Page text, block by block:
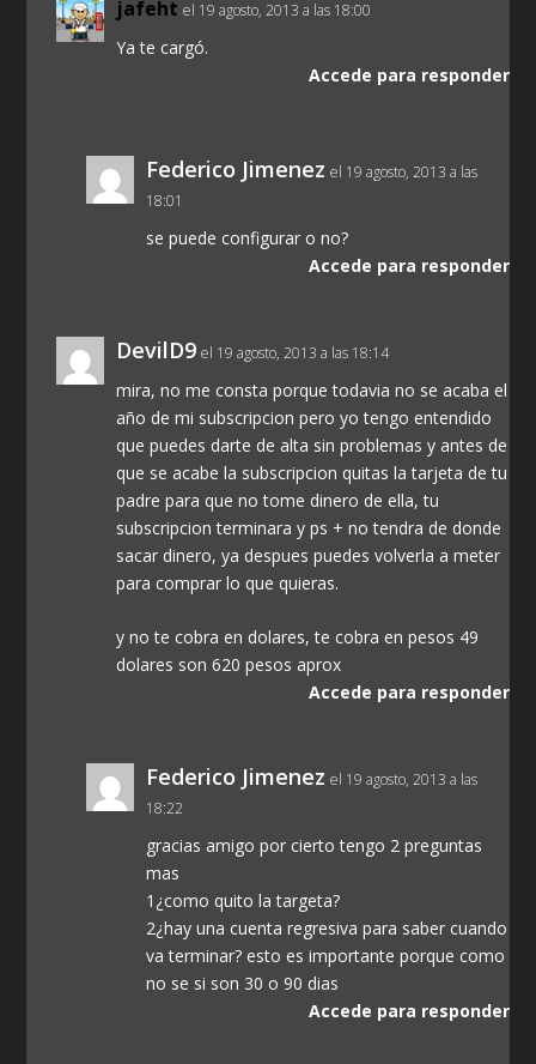
jafeht el 19 agosto, 2013 a las 18:00
Ya te cargó.
Accede para responder
Federico Jimenez el 19 agosto, 2013 a las
18:01
se puede configurar o no?
Accede para responder
DevilD9 el 19 agosto, 2013 a las 18:14
mira, no me consta porque todavia no se acaba el
año de mi subscripcion pero yo tengo entendido
que puedes darte de alta sin problemas y antes de
que se acabe la subscripcion quitas la tarjeta de tu
padre para que no tome dinero de ella, tu
subscripcion terminara y ps + no tendra de donde
sacar dinero, ya despues puedes volverla a meter
para comprar lo que quieras.
y no te cobra en dolares, te cobra en pesos 49
dolares son 620 pesos aprox
Accede para responder
Federico Jimenez el 19 agosto, 2013 a las
18:22
gracias amigo por cierto tengo 2 preguntas
mas
1¿como quito la targeta?
2¿hay una cuenta regresiva para saber cuando
va terminar? esto es importante porque como
no se si son 30 o 90 dias
Accede para responder